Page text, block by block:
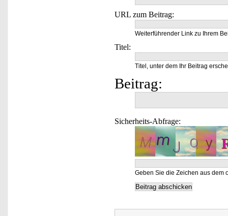
URL zum Beitrag:
Weiterführender Link zu Ihrem
Titel:
Titel, unter dem Ihr Beitrag
Beitrag:
Sicherheits-Abfrage:
Geben Sie die Zeichen aus dem